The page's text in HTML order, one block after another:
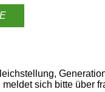
sich bitte über